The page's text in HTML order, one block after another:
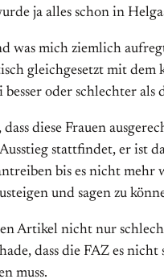
ja alles schon in
mich ziemlich
gleichgesetzt mit
oder schlechter als
diese Frauen
stattfindet, er ist
bis es nicht
und sagen zu
Artikel nicht nur
dass die FAZ es
muss.